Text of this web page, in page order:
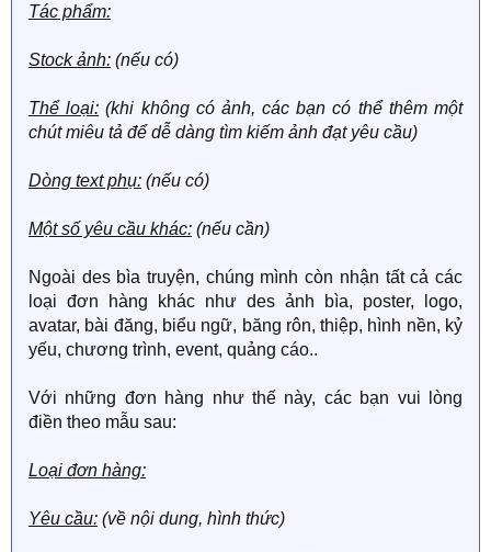
báo về đơn hàng. Có thể dẫn link truyện để chúng mình
những chuyện không liên quan tới topic này. Sau đây là
Logo của nhóm
Tác phẩm:
Stock ảnh: (nếu có)
Thể loại: (khi không có ảnh, các bạn có thể thêm một
chút miêu tả để dễ dàng tìm kiếm ảnh đạt yêu cầu)
Dòng text phụ: (nếu có)
Một số yêu cầu khác: (nếu cần)
Ngoài des bìa truyện, chúng mình còn nhận tất cả các
loại đơn hàng khác như des ảnh bìa, poster, logo,
avatar, bài đăng, biểu ngữ, băng rôn, thiệp, hình nền, kỷ
yếu, chương trình, event, quảng cáo..
Với những đơn hàng như thế này, các bạn vui lòng
điền theo mẫu sau:
Loại đơn hàng:
Yêu cầu: (về nội dung, hình thức)